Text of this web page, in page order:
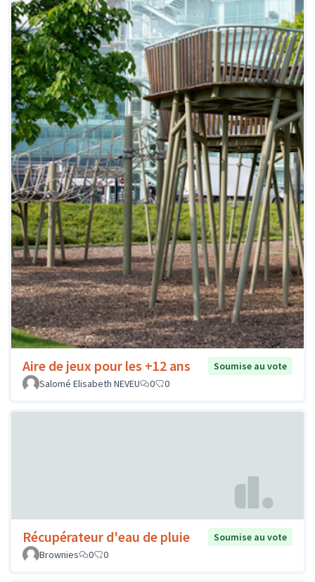
Aire de jeux pour les +12 ans
Soumise au vote
Salomé Elisabeth NEVEU
0 0
Récupérateur d'eau de pluie
Soumise au vote
Brownies
0 0